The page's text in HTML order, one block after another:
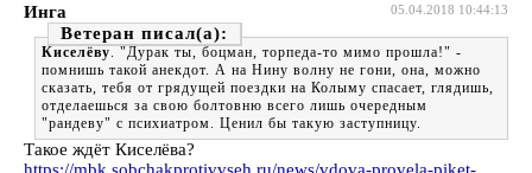
05.04.2018 10:44:13
Инга
Ветеран
Киселёву. "Дурак ты, боцман, торпеда-то мимо прошла!" -
помнишь такой анекдот. А на Нину волну не гони, она, можно
сказать, тебя от грядущей поездки на Колыму спасает, глядишь,
отделаешься за свою болтовню всего лишь очередным
"рандеву" с психиатром. Ценил бы такую заступницу.
Такое ждёт Киселёва?
https://mbk.sobchakprotivvseh.ru/news/vdova-provela-piket-